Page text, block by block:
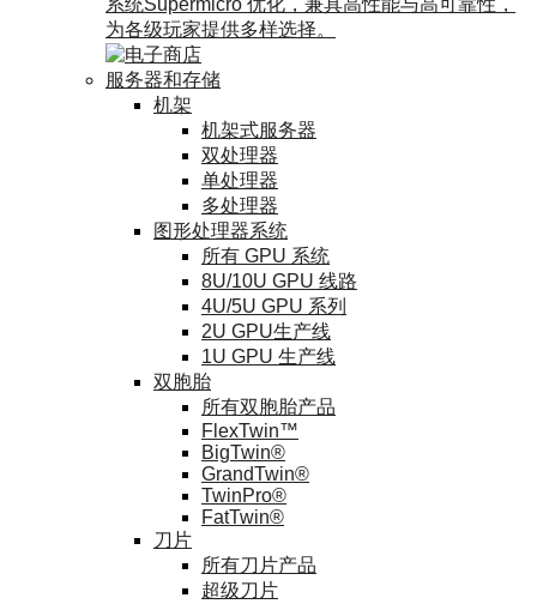
系统Supermicro 优化，兼具高性能与高可靠性，
为各级玩家提供多样选择。
服务器和存储
机架
机架式服务器
双处理器
单处理器
多处理器
图形处理器系统
所有 GPU 系统
8U/10U GPU 线路
4U/5U GPU 系列
2U GPU生产线
1U GPU 生产线
双胞胎
所有双胞胎产品
FlexTwin™
BigTwin®
GrandTwin®
TwinPro®
FatTwin®
刀片
所有刀片产品
超级刀片